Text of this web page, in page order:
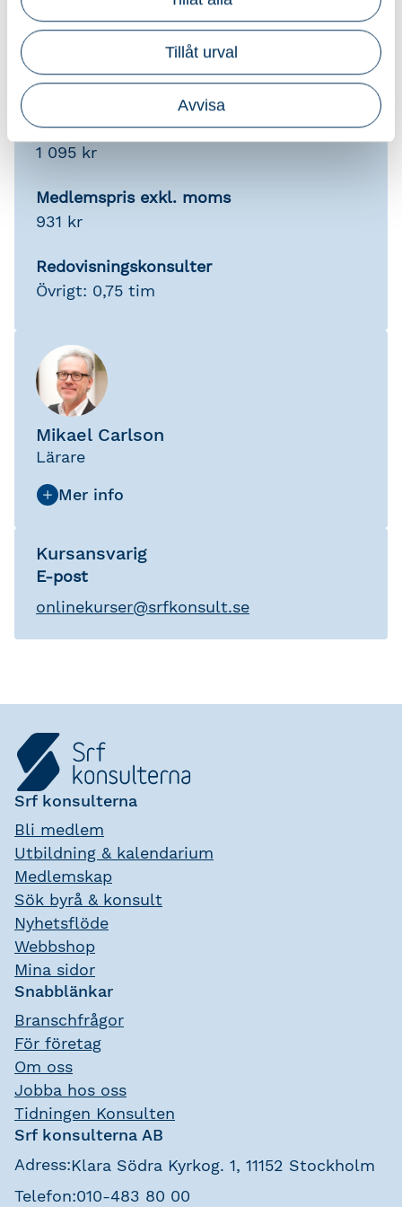
Tillåt urval
Avvisa
Tidsåtgång: ca 30-45 min
Pris exkl. moms
1 095 kr
Medlemspris exkl. moms
931 kr
Redovisningskonsulter
Övrigt: 0,75 tim
Mikael Carlson
Lärare
Kursansvarig
E-post
onlinekurser@srfkonsult.se
Srf konsulterna
Bli medlem
Utbildning & kalendarium
Medlemskap
Sök byrå & konsult
Nyhetsflöde
Webbshop
Mina sidor
Snabblänkar
Branschfrågor
För företag
Om oss
Jobba hos oss
Tidningen Konsulten
Srf konsulterna AB
Adress:Klara Södra Kyrkog. 1, 11152 Stockholm
Telefon:010-483 80 00